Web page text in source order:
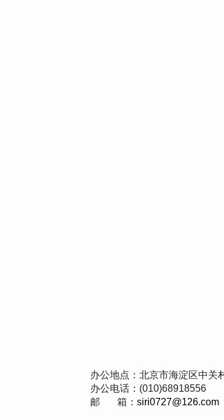
办公地点：北京市海淀区中关
办公电话：(010)68918556
邮 箱： siri0727@126.com